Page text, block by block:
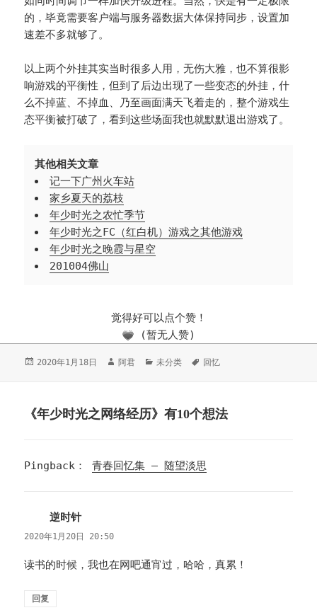
的，毕竟需要客户端与服务器数据大体保持同步，设置加
速差不多就够了。
以上两个外挂其实当时很多人用，无伤大雅，也不算很影
响游戏的平衡性，但到了后边出现了一些变态的外挂，什
么不掉蓝、不掉血、乃至画面满天飞着走的，整个游戏生
态平衡被打破了，看到这些场面我也就默默退出游戏了。
其他相关文章
记一下广州火车站
家乡夏天的荔枝
年少时光之农忙季节
年少时光之FC（红白机）游戏之其他游戏
年少时光之晚霞与星空
201004佛山
觉得好可以点个赞！
(暂无人赞)
发
2020年1月18日
作
阿君
分
未分类
标
回忆
《年少时光之网络经历》有10个想法
Pingback：青春回忆集 – 随望淡思
逆时针说
道：
2020年1月20日 20:50
读书的时候，我也在网吧通宵过，哈哈，真累！
回复